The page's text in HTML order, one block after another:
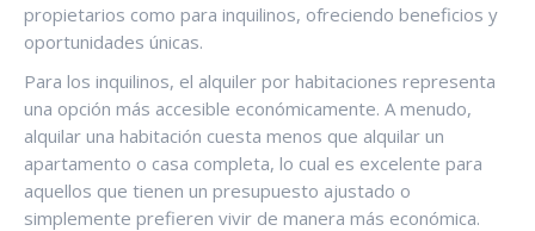
propietarios como para inquilinos, ofreciendo beneficios y
oportunidades únicas.
Para los inquilinos, el alquiler por habitaciones representa
una opción más accesible económicamente. A menudo,
alquilar una habitación cuesta menos que alquilar un
apartamento o casa completa, lo cual es excelente para
aquellos que tienen un presupuesto ajustado o
simplemente prefieren vivir de manera más económica.